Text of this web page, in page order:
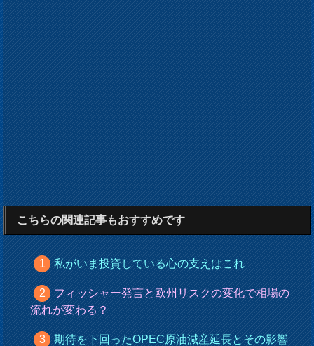
こちらの関連記事もおすすめです
私がいま投資している心の支えはこれ
フィッシャー発言と欧州リスクの変化で相場の
流れが変わる？
期待を下回ったOPEC原油減産延長とその影響